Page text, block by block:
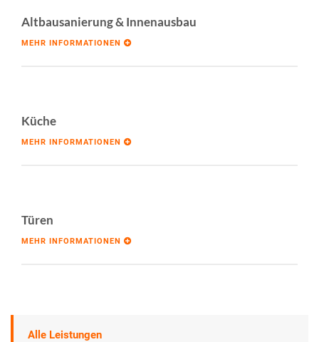
Altbausanierung & Innenausbau
MEHR INFORMATIONEN
Küche
MEHR INFORMATIONEN
Türen
MEHR INFORMATIONEN
Alle Leistungen